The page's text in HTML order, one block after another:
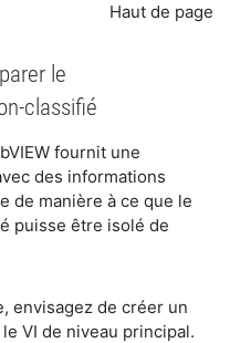
Haut de page
le
classifié
fournit une
des informations
de manière à ce que le
puisse être isolé de
envisagez de créer un
VI de niveau principal.